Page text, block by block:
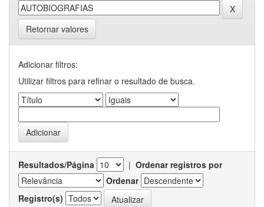
Retornar valores
Adicionar filtros:
Utilizar filtros para refinar o resultado de busca.
Resultados/Página | Ordenar registros por
Ordenar
Registro(s)